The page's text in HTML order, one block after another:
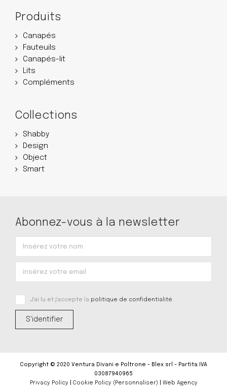
Produits
Canapés
Fauteuils
Canapés-lit
Lits
Compléments
Collections
Shabby
Design
Object
Smart
Abonnez-vous à la newsletter
J'ai lu et j'accepte la politique de confidentialité.
Copyright © 2020 Ventura Divani e Poltrone - Blex srl - Partita IVA
03087940965
Privacy Policy
Cookie Policy (Personnaliser) Web Agency